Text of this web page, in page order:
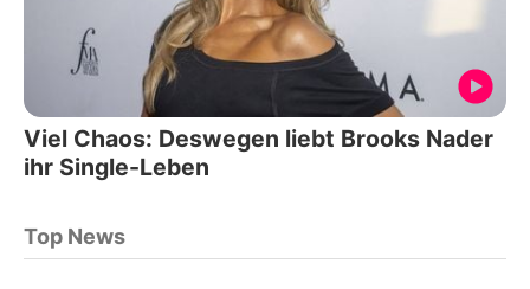
Viel Chaos: Deswegen liebt Brooks Nader
ihr Single-Leben
Top News